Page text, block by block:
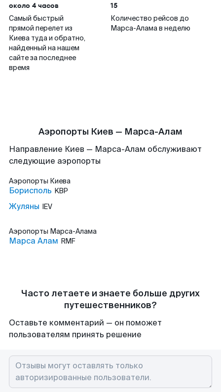
около 4 часов
Самый быстрый
прямой перелет из
Киева туда и обратно,
найденный на нашем
сайте за последнее
время
15
Количество рейсов до
Марса-Алама в неделю
Аэропорты Киев — Марса-Алам
Направление Киев — Марса-Алам обслуживают
следующие аэропорты
Аэропорты Киева
Борисполь KBP
Жуляны IEV
Аэропорты Марса-Алама
Марса Алам RMF
Часто летаете и знаете больше других
путешественников?
Оставьте комментарий — он поможет
пользователям принять решение